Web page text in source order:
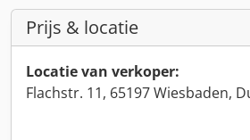
Prijs & locatie
Locatie van verkoper:
Flachstr. 11, 65197 Wiesbaden,